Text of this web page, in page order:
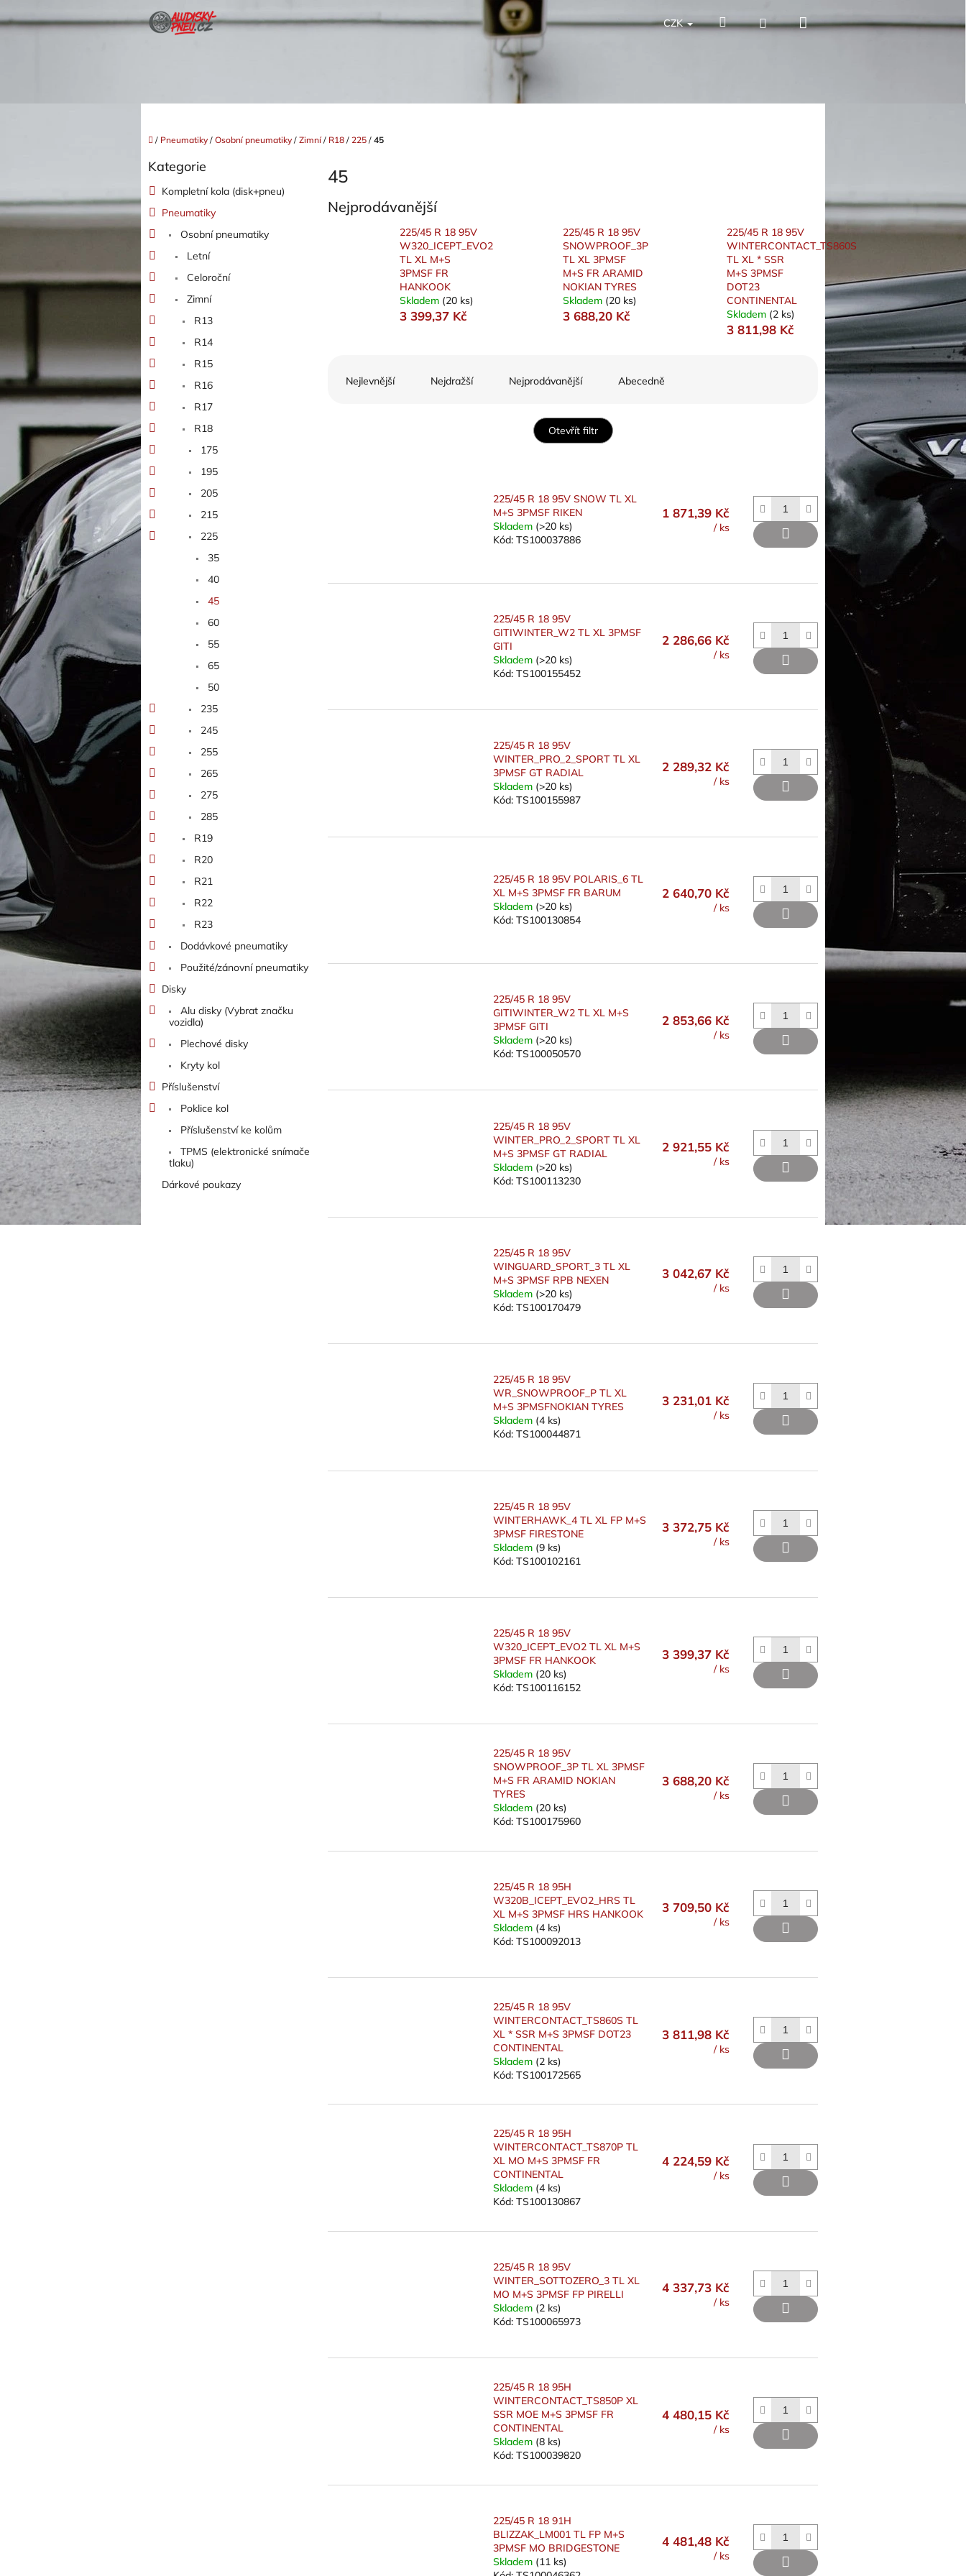
na
CZK HledatPřihlášeníNákupní
Domů
/ Pneumatiky / Osobní pneumatiky / Zimní / R18 / 225 / 45
t
r
a
í
p
l
Přeskočit
Kategorie
Kompletní kola (disk+pneu)
Pneumatiky
Osobní pneumatiky
Letní
Celoroční
Zimní
R13
R14
R15
R16
R17
R18
175
195
205
215
225
35
40
45
60
55
65
50
235
245
255
265
275
285
R19
R20
R21
R22
R23
Dodávkové pneumatiky
Použité/zánovní pneumatiky
Disky
Alu disky (Vybrat značku
vozidla)
Plechové disky
Kryty kol
Příslušenství
Poklice kol
Příslušenství ke kolům
TPMS (elektronické snímače
tlaku)
Dárkové poukazy
45
Nejprodávanější
225/45 R 18 95V
W320_ICEPT_EVO2
TL XL M+S
3PMSF FR
HANKOOK
Skladem (20 ks)
3 399,37 Kč
225/45 R 18 95V
SNOWPROOF_3P
TL XL 3PMSF
M+S FR ARAMID
NOKIAN TYRES
Skladem (20 ks)
3 688,20 Kč
225/45 R 18 95V
WINTERCONTACT_TS860S
TL XL * SSR
M+S 3PMSF
DOT23
CONTINENTAL
Skladem (2 ks)
3 811,98 Kč
Nejlevnější Nejdražší Nejprodávanější Abecedně
Otevřít filtr
225/45 R 18 95V SNOW TL XL
M+S 3PMSF RIKEN
Skladem (>20 ks)
Kód: TS100037886
1 871,39 Kč
/ ks
225/45 R 18 95V
GITIWINTER_W2 TL XL 3PMSF
GITI
Skladem (>20 ks)
Kód: TS100155452
2 286,66 Kč
/ ks
225/45 R 18 95V
WINTER_PRO_2_SPORT TL XL
3PMSF GT RADIAL
Skladem (>20 ks)
Kód: TS100155987
2 289,32 Kč
/ ks
225/45 R 18 95V POLARIS_6 TL
XL M+S 3PMSF FR BARUM
Skladem (>20 ks)
Kód: TS100130854
2 640,70 Kč
/ ks
225/45 R 18 95V
GITIWINTER_W2 TL XL M+S
3PMSF GITI
Skladem (>20 ks)
Kód: TS100050570
2 853,66 Kč
/ ks
225/45 R 18 95V
WINTER_PRO_2_SPORT TL XL
M+S 3PMSF GT RADIAL
Skladem (>20 ks)
Kód: TS100113230
2 921,55 Kč
/ ks
225/45 R 18 95V
WINGUARD_SPORT_3 TL XL
M+S 3PMSF RPB NEXEN
Skladem (>20 ks)
Kód: TS100170479
3 042,67 Kč
/ ks
225/45 R 18 95V
WR_SNOWPROOF_P TL XL
M+S 3PMSFNOKIAN TYRES
Skladem (4 ks)
Kód: TS100044871
3 231,01 Kč
/ ks
225/45 R 18 95V
WINTERHAWK_4 TL XL FP M+S
3PMSF FIRESTONE
Skladem (9 ks)
Kód: TS100102161
3 372,75 Kč
/ ks
225/45 R 18 95V
W320_ICEPT_EVO2 TL XL M+S
3PMSF FR HANKOOK
Skladem (20 ks)
Kód: TS100116152
3 399,37 Kč
/ ks
225/45 R 18 95V
SNOWPROOF_3P TL XL 3PMSF
M+S FR ARAMID NOKIAN
TYRES
Skladem (20 ks)
Kód: TS100175960
3 688,20 Kč
/ ks
225/45 R 18 95H
W320B_ICEPT_EVO2_HRS TL
XL M+S 3PMSF HRS HANKOOK
Skladem (4 ks)
Kód: TS100092013
3 709,50 Kč
/ ks
225/45 R 18 95V
WINTERCONTACT_TS860S TL
XL * SSR M+S 3PMSF DOT23
CONTINENTAL
Skladem (2 ks)
Kód: TS100172565
3 811,98 Kč
/ ks
225/45 R 18 95H
WINTERCONTACT_TS870P TL
XL MO M+S 3PMSF FR
CONTINENTAL
Skladem (4 ks)
Kód: TS100130867
4 224,59 Kč
/ ks
225/45 R 18 95V
WINTER_SOTTOZERO_3 TL XL
MO M+S 3PMSF FP PIRELLI
Skladem (2 ks)
Kód: TS100065973
4 337,73 Kč
/ ks
225/45 R 18 95H
WINTERCONTACT_TS850P XL
SSR MOE M+S 3PMSF FR
CONTINENTAL
Skladem (8 ks)
Kód: TS100039820
4 480,15 Kč
/ ks
225/45 R 18 91H
BLIZZAK_LM001 TL FP M+S
3PMSF MO BRIDGESTONE
Skladem (11 ks)
4 481,48 Kč
/ ks